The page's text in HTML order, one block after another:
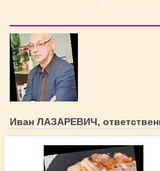
Иван ЛАЗАРЕВИЧ,